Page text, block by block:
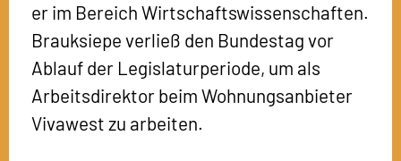
er im Bereich Wirtschaftswissenschaften.
Brauksiepe verließ den Bundestag vor
Ablauf der Legislaturperiode, um als
Arbeitsdirektor beim Wohnungsanbieter
Vivawest zu arbeiten.